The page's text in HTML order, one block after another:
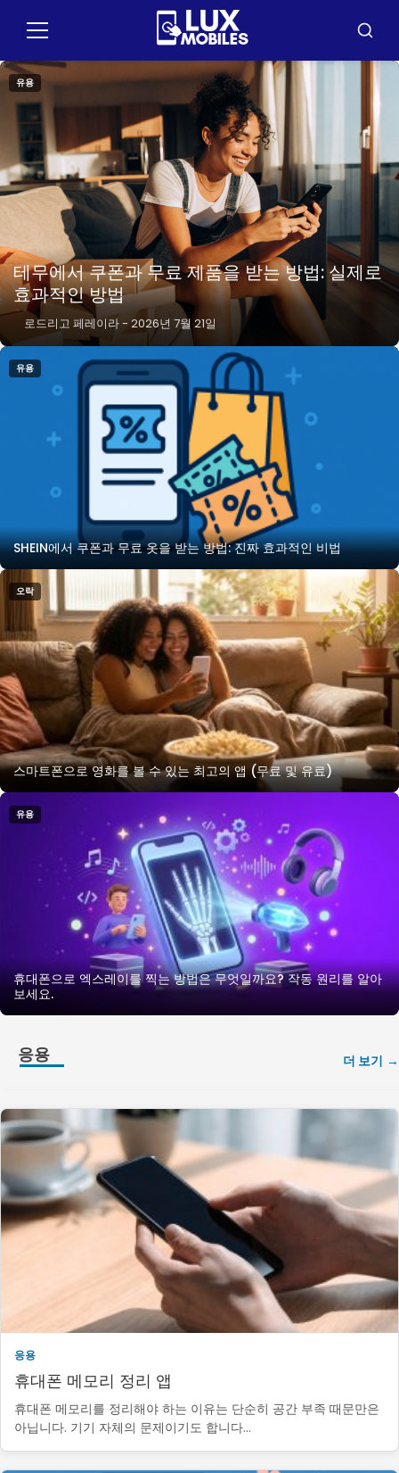
로
메
검
유용
테무에서 쿠폰과 무료 제품을 받는 방법: 실제로
효과적인 방법
로드리고 페레이라- 2026년 7월 21일
유용
SHEIN에서 쿠폰과 무료 옷을 받는 방법: 진짜 효과적인 비법
오락
스마트폰으로 영화를 볼 수 있는 최고의 앱 (무료 및 유료)
유용
휴대폰으로 엑스레이를 찍는 방법은 무엇일까요? 작동 원리를 알아
보세요.
응용 더 보기
응용
휴대폰 메모리 정리 앱
휴대폰 메모리를 정리해야 하는 이유는 단순히 공간 부족 때문만은
아닙니다. 기기 자체의 문제이기도 합니다…